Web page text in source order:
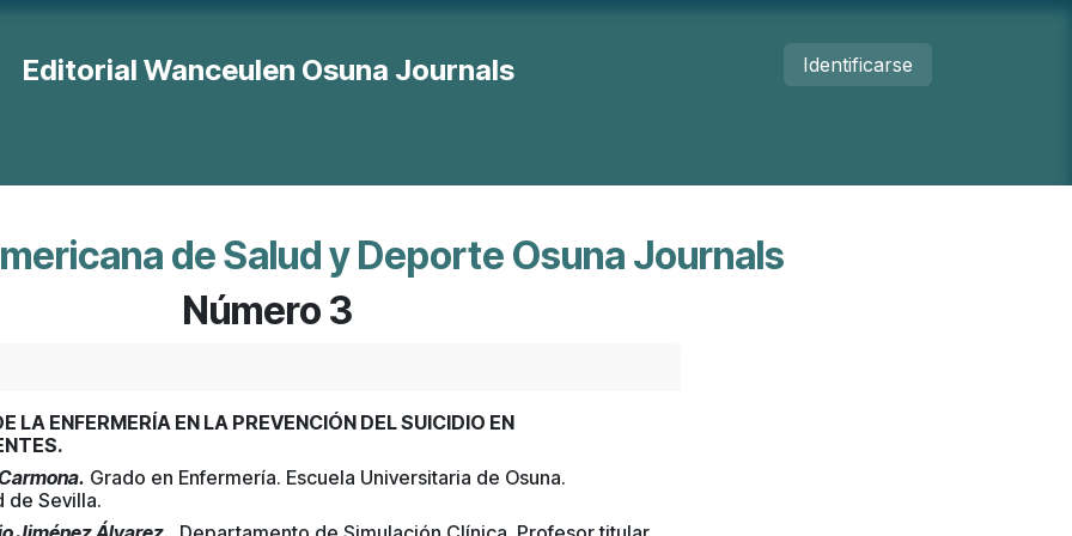
Editorial Wanceulen Osuna Journals Identificarse
de Salud y Deporte Osuna Journals
Número 3
LA ENFERMERÍA EN LA PREVENCIÓN DEL SUICIDIO EN
Grado en Enfermería. Escuela Universitaria de Osuna.
de Sevilla.